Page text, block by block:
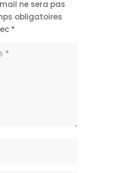
ne sera pas
obligatoires
*